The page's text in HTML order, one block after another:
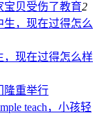
宝贝受伤了教育2
，现在过得怎么样
隆重举行
teach，小孩轻